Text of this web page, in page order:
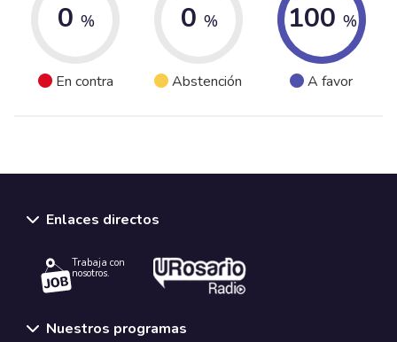
0 %
En contra
0 %
Abstención
100 %
A favor
Enlaces directos
Trabaja con
nosotros.
Nuestros programas